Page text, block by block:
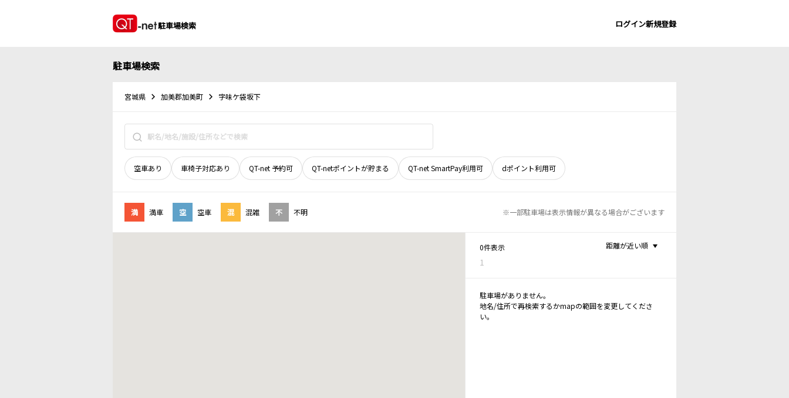
駐車場検索 ログイン新規登録
駐車場検索
宮城県 加美郡加美町 字味ケ袋坂下
空車あり 車椅子対応あり QT-net 予約可 QT-netポイントが貯まる QT-net SmartPay利用可 dポイント利用可
満 満車 空 空車 混 混雑 不 不明 ※一部駐車場は表示情報が異なる場合がございます
0件表示
1
距離が近い順
駐車場がありません。
地名/住所で再検索するかmapの範囲を変更してくださ
い。